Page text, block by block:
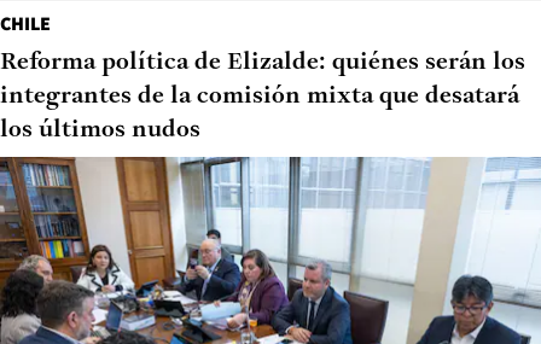
CHILE
Reforma política de Elizalde: quiénes serán los
integrantes de la comisión mixta que desatará
los últimos nudos